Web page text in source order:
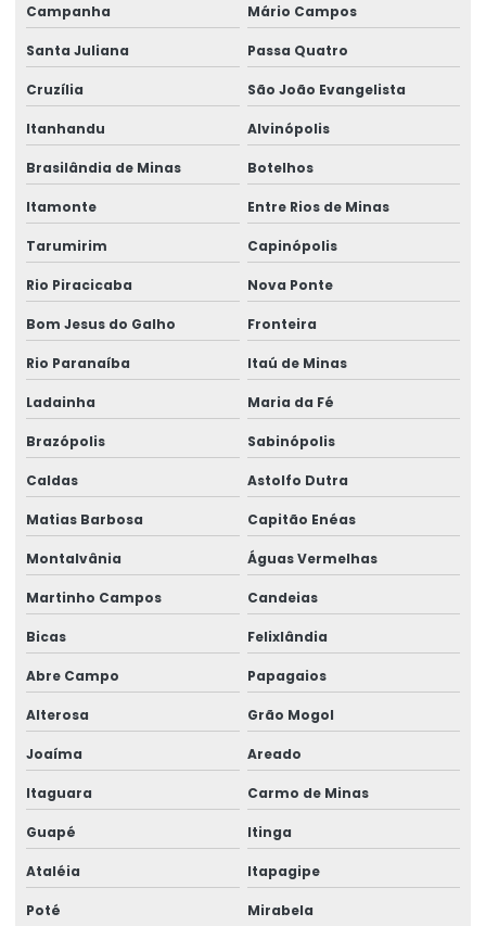
Campanha Mário Campos
Santa Juliana Passa Quatro
Cruzília São João Evangelista
Itanhandu Alvinópolis
Brasilândia de Minas Botelhos
Itamonte Entre Rios de Minas
Tarumirim Capinópolis
Rio Piracicaba Nova Ponte
Bom Jesus do Galho Fronteira
Rio Paranaíba Itaú de Minas
Ladainha Maria da Fé
Brazópolis Sabinópolis
Caldas Astolfo Dutra
Matias Barbosa Capitão Enéas
Montalvânia Águas Vermelhas
Martinho Campos Candeias
Bicas Felixlândia
Abre Campo Papagaios
Alterosa Grão Mogol
Joaíma Areado
Itaguara Carmo de Minas
Guapé Itinga
Ataléia Itapagipe
Poté Mirabela